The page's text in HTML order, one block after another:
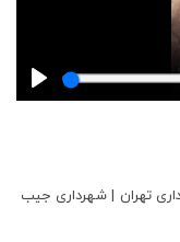
تهران | شهرداری جیب